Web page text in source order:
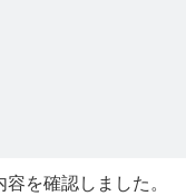
容を確認しました。